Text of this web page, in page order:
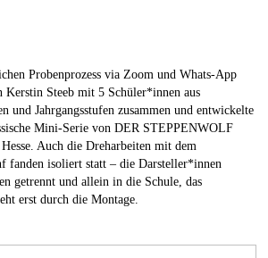
Probenprozess via Zoom und Whats-App
Kerstin Steeb mit 5 Schüler*innen aus
und Jahrgangsstufen zusammen und entwickelte
Mini-Serie von DER STEPPENWOLF
Auch die Dreharbeiten mit dem
fanden isoliert statt – die Darsteller*innen
getrennt und allein in die Schule, das
erst durch die Montage.